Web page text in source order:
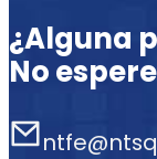
¿Alguna
No